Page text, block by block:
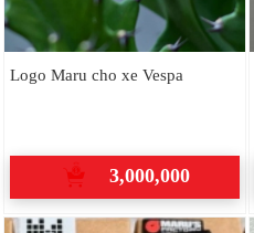
Logo Maru cho xe Vespa
3,000,000